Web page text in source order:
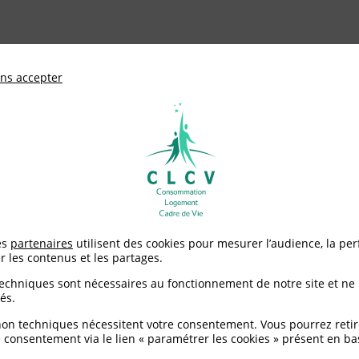
de défense des consommateurs et
Environnement / Santé
du fonds réparation des équipements électriques et
du
et
accepter
partenaires utilisent des cookies pour mesurer l’audience, la
les contenus et les partages.
sont nécessaires au fonctionnement de notre site et ne
techniques nécessitent votre consentement. Vous pourrez
via le lien « paramétrer les cookies » présent en